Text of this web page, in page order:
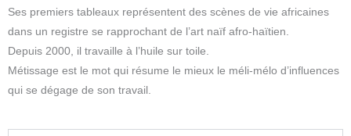
Ses premiers tableaux représentent des scènes de vie africaines
dans un registre se rapprochant de l’art naïf afro-haïtien.
Depuis 2000, il travaille à l’huile sur toile.
Métissage est le mot qui résume le mieux le méli-mélo d’influences
qui se dégage de son travail.